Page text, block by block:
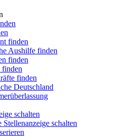
finden
Aushilfe finden
finden
finden
finden
Deutschland
schalten
Stellenanzeige schalten